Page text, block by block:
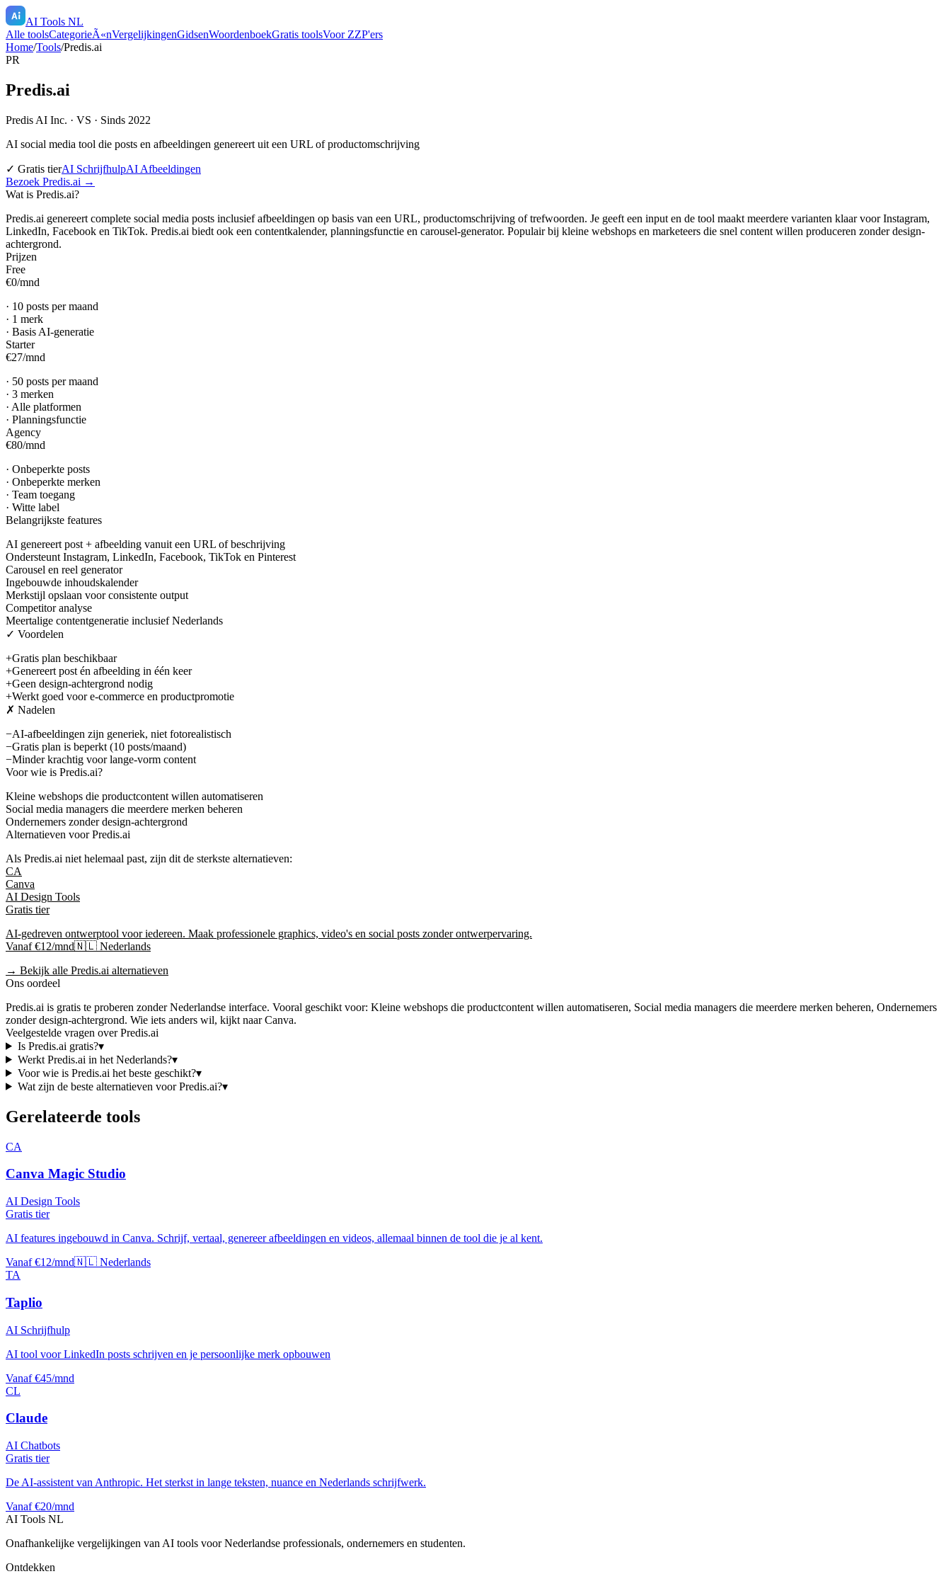
AI Tools NL
Alle toolsCategorieÃ«nVergelijkingenGidsenWoordenboekGratis toolsVoor ZZP'ers
Home/Tools/Predis.ai
PR
Predis.ai
Predis AI Inc. · VS · Sinds 2022
AI social media tool die posts en afbeeldingen genereert uit een URL of productomschrijving
✓ Gratis tierAI SchrijfhulpAI Afbeeldingen
Bezoek Predis.ai →
Wat is Predis.ai?
Predis.ai genereert complete social media posts inclusief afbeeldingen op basis van een URL, productomschrijving of trefwoorden. Je geeft een input en de tool maakt meerdere varianten klaar voor Instagram,
LinkedIn, Facebook en TikTok. Predis.ai biedt ook een contentkalender, planningsfunctie en carousel-generator. Populair bij kleine webshops en marketeers die snel content willen produceren zonder design-
achtergrond.
Prijzen
Free
€0/mnd
· 10 posts per maand
· 1 merk
· Basis AI-generatie
Starter
€27/mnd
· 50 posts per maand
· 3 merken
· Alle platformen
· Planningsfunctie
Agency
€80/mnd
· Onbeperkte posts
· Onbeperkte merken
· Team toegang
· Witte label
Belangrijkste features
AI genereert post + afbeelding vanuit een URL of beschrijving
Ondersteunt Instagram, LinkedIn, Facebook, TikTok en Pinterest
Carousel en reel generator
Ingebouwde inhoudskalender
Merkstijl opslaan voor consistente output
Competitor analyse
Meertalige contentgeneratie inclusief Nederlands
✓ Voordelen
+Gratis plan beschikbaar
+Genereert post én afbeelding in één keer
+Geen design-achtergrond nodig
+Werkt goed voor e-commerce en productpromotie
✗ Nadelen
−AI-afbeeldingen zijn generiek, niet fotorealistisch
−Gratis plan is beperkt (10 posts/maand)
−Minder krachtig voor lange-vorm content
Voor wie is Predis.ai?
Kleine webshops die productcontent willen automatiseren
Social media managers die meerdere merken beheren
Ondernemers zonder design-achtergrond
Alternatieven voorPredis.ai
Als Predis.ai niet helemaal past, zijn dit de sterkste alternatieven:
CA
Canva
AI Design Tools
Gratis tier
AI-gedreven ontwerptool voor iedereen. Maak professionele graphics, video's en social posts zonder ontwerpervaring.
Vanaf €12/mnd🇳🇱 Nederlands
→ Bekijk alle Predis.ai alternatieven
Ons oordeel
Predis.ai is gratis te proberen zonder Nederlandse interface. Vooral geschikt voor: Kleine webshops die productcontent willen automatiseren, Social media managers die meerdere merken beheren, Ondernemers
zonder design-achtergrond. Wie iets anders wil, kijkt naar Canva.
Veelgestelde vragen overPredis.ai
Is Predis.ai gratis?▾
Werkt Predis.ai in het Nederlands?▾
Voor wie is Predis.ai het beste geschikt?▾
Wat zijn de beste alternatieven voorPredis.ai?▾
Gerelateerde tools
CA
Canva Magic Studio
AI Design Tools
Gratis tier
AI features ingebouwd in Canva. Schrijf, vertaal, genereer afbeeldingen en videos, allemaal binnen de tool die je al kent.
Vanaf €12/mnd🇳🇱 Nederlands
TA
Taplio
AI Schrijfhulp
AI tool voor LinkedIn posts schrijven en je persoonlijke merk opbouwen
Vanaf €45/mnd
CL
Claude
AI Chatbots
Gratis tier
De AI-assistent van Anthropic. Het sterkst in lange teksten, nuance en Nederlands schrijfwerk.
Vanaf €20/mnd
AI Tools NL
Onafhankelijke vergelijkingen van AI tools voor Nederlandse professionals, ondernemers en studenten.
Ontdekken